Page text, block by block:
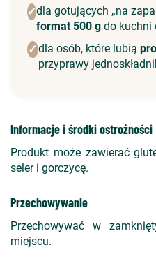
✓dla gotujących „na
format 500 g do kuchni
✓dla osób, które lubią
przyprawy
Informacje i środki ostrożności
Produkt może zawierać
seler i gorczycę.
Przechowywanie
Przechowywać w
miejscu.